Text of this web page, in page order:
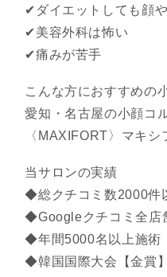
✔︎ダイエットしても顔
✔︎美容外科は怖い
✔︎痛みが苦手
こんな方におすすめの
愛知・名古屋の小顔コ
〈MAXIFORT〉マキシ
当サロンの実績
◆総クチコミ数2000件
◆Googleクチコミ全店
◆年間5000名以上施術
◆韓国国際大会【金賞